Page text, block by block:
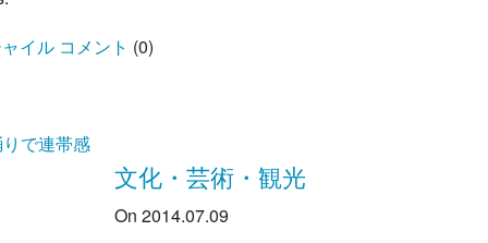
イル コメント (0)
で連帯感
文化・芸術・観光
On 2014.07.09